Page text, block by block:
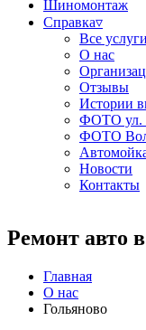
Шиномонтаж
Справка▿
Все услуги
О нас
Отзывы
Истории
ФОТО ул.
ФОТО
Новости
Контакты
Ремонт авто
Главная
О нас
Гольяново